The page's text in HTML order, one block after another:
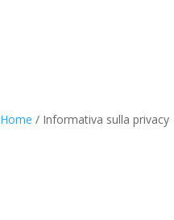
Home / Informativa sulla privacy